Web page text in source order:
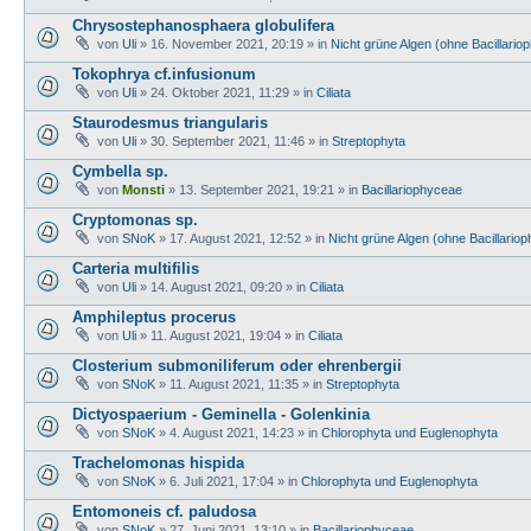
Chrysostephanosphaera globulifera
von Uli » 16. November 2021, 20:19 » in Nicht grüne Algen (ohne
Tokophrya cf.infusionum
von Uli » 24. Oktober 2021, 11:29 » in Ciliata
Staurodesmus triangularis
von Uli » 30. September 2021, 11:46 » in Streptophyta
Cymbella sp.
von Monsti » 13. September 2021, 19:21 » in Bacillariophyceae
Cryptomonas sp.
von SNoK » 17. August 2021, 12:52 » in Nicht grüne Algen (ohne
Carteria multifilis
von Uli » 14. August 2021, 09:20 » in Ciliata
Amphileptus procerus
von Uli » 11. August 2021, 19:04 » in Ciliata
Closterium submoniliferum oder ehrenbergii
von SNoK » 11. August 2021, 11:35 » in Streptophyta
Dictyospaerium - Geminella - Golenkinia
von SNoK » 4. August 2021, 14:23 » in Chlorophyta und Euglenophyta
Trachelomonas hispida
von SNoK » 6. Juli 2021, 17:04 » in Chlorophyta und Euglenophyta
Entomoneis cf. paludosa